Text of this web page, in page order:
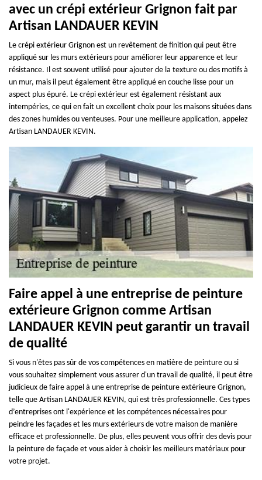
avec un crépi extérieur Grignon fait par
Artisan LANDAUER KEVIN
Le crépi extérieur Grignon est un revêtement de finition qui peut être
appliqué sur les murs extérieurs pour améliorer leur apparence et leur
résistance. Il est souvent utilisé pour ajouter de la texture ou des motifs à
un mur, mais il peut également être appliqué en couche lisse pour un
aspect plus épuré. Le crépi extérieur est également résistant aux
intempéries, ce qui en fait un excellent choix pour les maisons situées dans
des zones humides ou venteuses. Pour une meilleure application, appelez
Artisan LANDAUER KEVIN.
Faire appel à une entreprise de peinture
extérieure Grignon comme Artisan
LANDAUER KEVIN peut garantir un travail
de qualité
Si vous n'êtes pas sûr de vos compétences en matière de peinture ou si
vous souhaitez simplement vous assurer d'un travail de qualité, il peut être
judicieux de faire appel à une entreprise de peinture extérieure Grignon,
telle que Artisan LANDAUER KEVIN, qui est très professionnelle. Ces types
d’entreprises ont l'expérience et les compétences nécessaires pour
peindre les façades et les murs extérieurs de votre maison de manière
efficace et professionnelle. De plus, elles peuvent vous offrir des devis pour
la peinture de façade et vous aider à choisir les meilleurs matériaux pour
votre projet.